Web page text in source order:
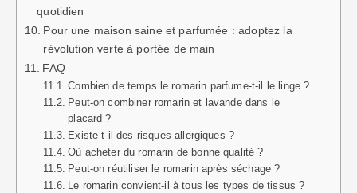
quotidien
Pour une maison saine et parfumée : adoptez la
révolution verte à portée de main
FAQ
Combien de temps le romarin parfume-t-il le linge ?
Peut-on combiner romarin et lavande dans le
placard ?
Existe-t-il des risques allergiques ?
Où acheter du romarin de bonne qualité ?
Peut-on réutiliser le romarin après séchage ?
Le romarin convient-il à tous les types de tissus ?